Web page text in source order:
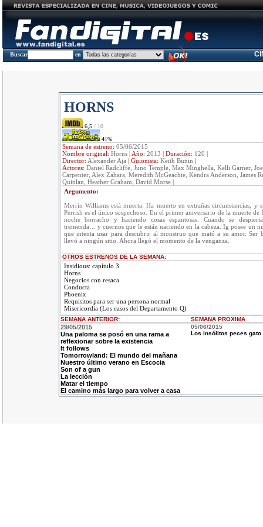
Buscar en
HORNS
6,5 / 10
41%
Semana de estreno: 05/06/2015
Nombre original: Horns| Año: 2013 | Duración: 120 |
Director: Alexander Aja | Guionista: Keith Bunin |
Actores: Daniel Radcliffe, Juno Temple, Max Minghella, Kelli Garner,
Carpenter, Alex Zahara, Meredith McGeachie, Kendra Anderson, James
Quinlan, Heather Graham, David Morse|
Argumento:
Merrin Williams está muerta. Ha muerto en extrañas circunstancias, y
Perrish es el único sospechoso. En el primer aniversario de la muerte de
noche borracho y haciendo cosas espantosas. Cuando se
tremenda… y cuernos que le están naciendo en la cabeza. Ig posee un
que intenta usar para descubrir al monstruo que mató a su amor. Ser
llevó a ningún sitio. Ahora llegó el momento de la venganza.
OTROS ESTRENOS DE LA SEMANA:
Insidious: capítulo 3
Horns
Negocios con resaca
Conducta
Phoenix
Requisitos para ser una persona normal
Misericordia (Los casos del Departamento Q)
SEMANA ANTERIOR: SEMANA PROXIMA
29/05/2015
Una paloma se posó en una rama a
reflexionar sobre la existencia
It follows
Tomorrowland: El mundo del mañana
Nuestro último verano en Escocia
Son of a gun
La lección
Matar el tiempo
El camino más largo para volver a casa
05/06/2015
Los insólitos peces gato